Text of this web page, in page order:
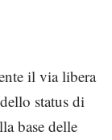
il via libera
status di
base delle